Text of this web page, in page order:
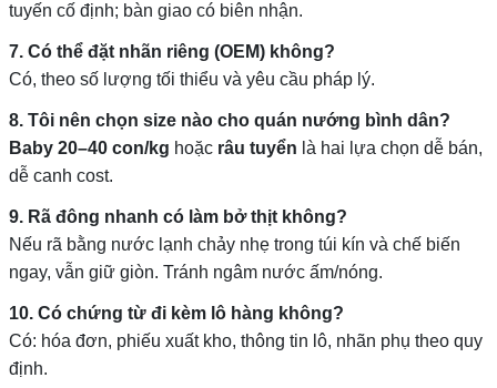
tuyến cố định; bàn giao có biên nhận.
7. Có thể đặt nhãn riêng (OEM) không?
Có, theo số lượng tối thiểu và yêu cầu pháp lý.
8. Tôi nên chọn size nào cho quán nướng bình dân?
Baby 20–40 con/kg hoặc râu tuyển là hai lựa chọn dễ bán,
dễ canh cost.
9. Rã đông nhanh có làm bở thịt không?
Nếu rã bằng nước lạnh chảy nhẹ trong túi kín và chế biến
ngay, vẫn giữ giòn. Tránh ngâm nước ấm/nóng.
10. Có chứng từ đi kèm lô hàng không?
Có: hóa đơn, phiếu xuất kho, thông tin lô, nhãn phụ theo quy
định.